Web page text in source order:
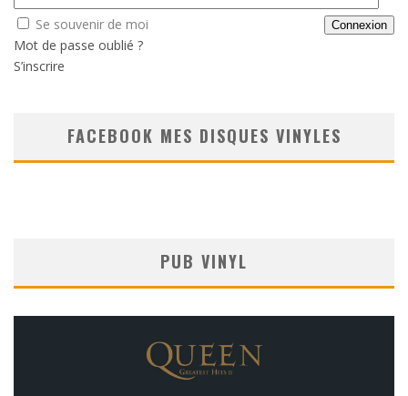
Se souvenir de moi
Mot de passe oublié ?
S’inscrire
FACEBOOK MES DISQUES VINYLES
PUB VINYL